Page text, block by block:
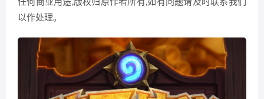
任何商业用途,版权归原作者所有,如有问题请及时联系我们
以作处理。